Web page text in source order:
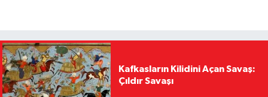
Kafkasların Kilidini Açan Savaş:
Çıldır Savaşı